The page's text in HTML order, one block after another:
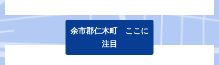
余市郡仁木町 ここに
注目